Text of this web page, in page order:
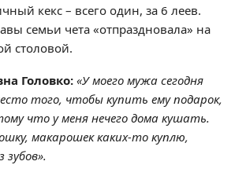
кекс – всего один, за 6 леев.
семьи чета «отпраздновала» на
столовой.
Головко: «У моего мужа сегодня
того, чтобы купить ему подарок,
что у меня нечего дома кушать.
макарошек каких-то куплю,
зубов».